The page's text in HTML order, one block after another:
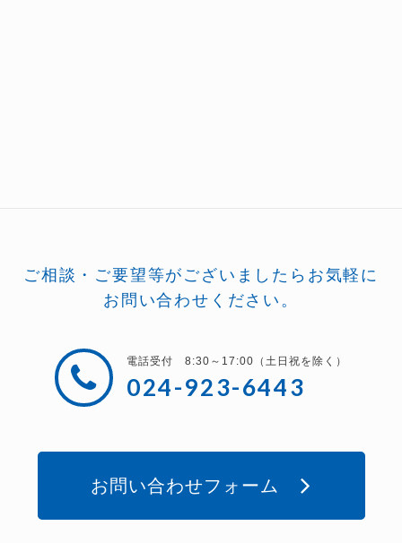
ご相談・ご要望等がございましたらお気軽に
お問い合わせください。
電話受付 8:30～17:00（土日祝を除く）
024-923-6443
お問い合わせフォーム